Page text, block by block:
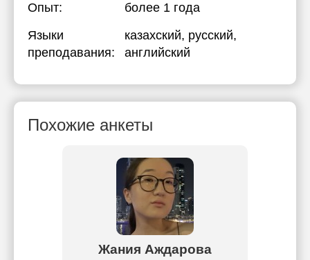
Опыт:
более 1 года
Языки
преподавания:
казахский, русский,
английский
Похожие анкеты
Жания Аждарова